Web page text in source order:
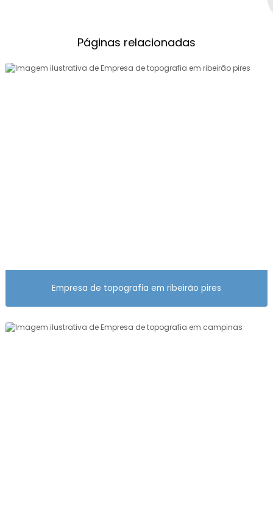
LEVANTAMENTO TOPOGRÁFICO ORÇAMENTO
CADASTRAL
ORÇAMENTO DE PROJETO DE TERRAPLENAGEM
Páginas relacionadas
Empresa de topografia em ribeirão pires